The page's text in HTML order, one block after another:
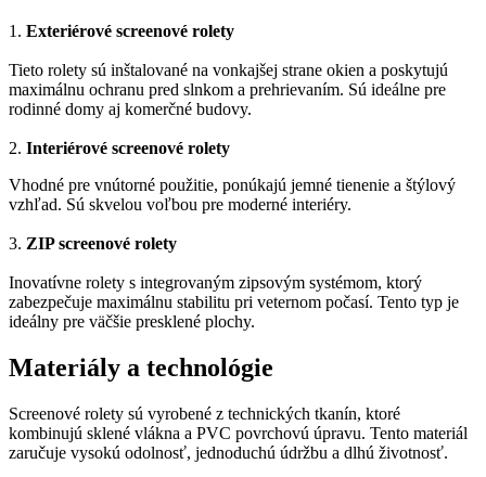
1. Exteriérové screenové rolety
Tieto rolety sú inštalované na vonkajšej strane okien a poskytujú
maximálnu ochranu pred slnkom a prehrievaním. Sú ideálne pre
rodinné domy aj komerčné budovy.
2. Interiérové screenové rolety
Vhodné pre vnútorné použitie, ponúkajú jemné tienenie a štýlový
vzhľad. Sú skvelou voľbou pre moderné interiéry.
3. ZIP screenové rolety
Inovatívne rolety s integrovaným zipsovým systémom, ktorý
zabezpečuje maximálnu stabilitu pri veternom počasí. Tento typ je
ideálny pre väčšie presklené plochy.
Materiály a technológie
Screenové rolety sú vyrobené z technických tkanín, ktoré
kombinujú sklené vlákna a PVC povrchovú úpravu. Tento materiál
zaručuje vysokú odolnosť, jednoduchú údržbu a dlhú životnosť.